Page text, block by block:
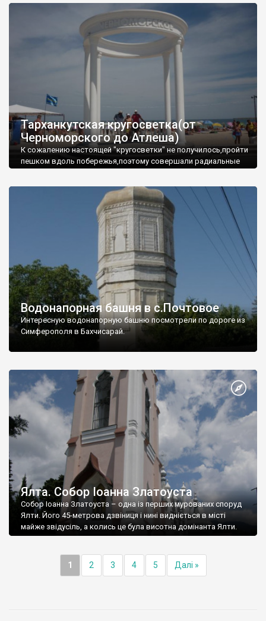
Тарханкутская кругосветка(от
Черноморского до Атлеша)
К сожалению настоящей "кругосветки" не получилось,пройти
пешком вдоль побережья,поэтому совершали радиальные
Водонапорная башня в с.Почтовое
Интересную водонапорную башню посмотрели по дороге из
Симферополя в Бахчисарай.
Ялта. Собор Іоанна Златоуста
Собор Іоанна Златоуста – одна із перших мурованих споруд
Ялти. Його 45-метрова дзвіниця і нині видніється в місті
майже звідусіль, а колись це була висотна домінанта Ялти.
1 2 3 4 5 Далі »